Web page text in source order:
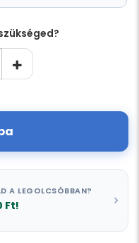
A LEGOLCSÓBBAN?
Ft!